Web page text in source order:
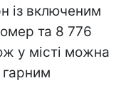
із включеним
та 8 776
у місті можна
гарним